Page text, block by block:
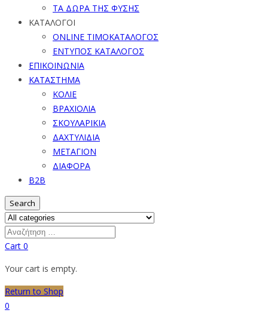
ΤΑ ΔΩΡΑ ΤΗΣ ΦΥΣΗΣ
ΚΑΤΑΛΟΓΟΙ
ONLINE ΤΙΜΟΚΑΤΑΛΟΓΟΣ
ΕΝΤΥΠΟΣ ΚΑΤΑΛΟΓΟΣ
ΕΠΙΚΟΙΝΩΝΙΑ
ΚΑΤΑΣΤΗΜΑ
ΚΟΛΙΕ
ΒΡΑΧΙΟΛΙΑ
ΣΚΟΥΛΑΡΙΚΙΑ
ΔΑΧΤΥΛΙΔΙΑ
ΜΕΤΑΓΙΟΝ
ΔΙΑΦΟΡΑ
B2B
Search
Cart 0
Your cart is empty.
Return to Shop
0